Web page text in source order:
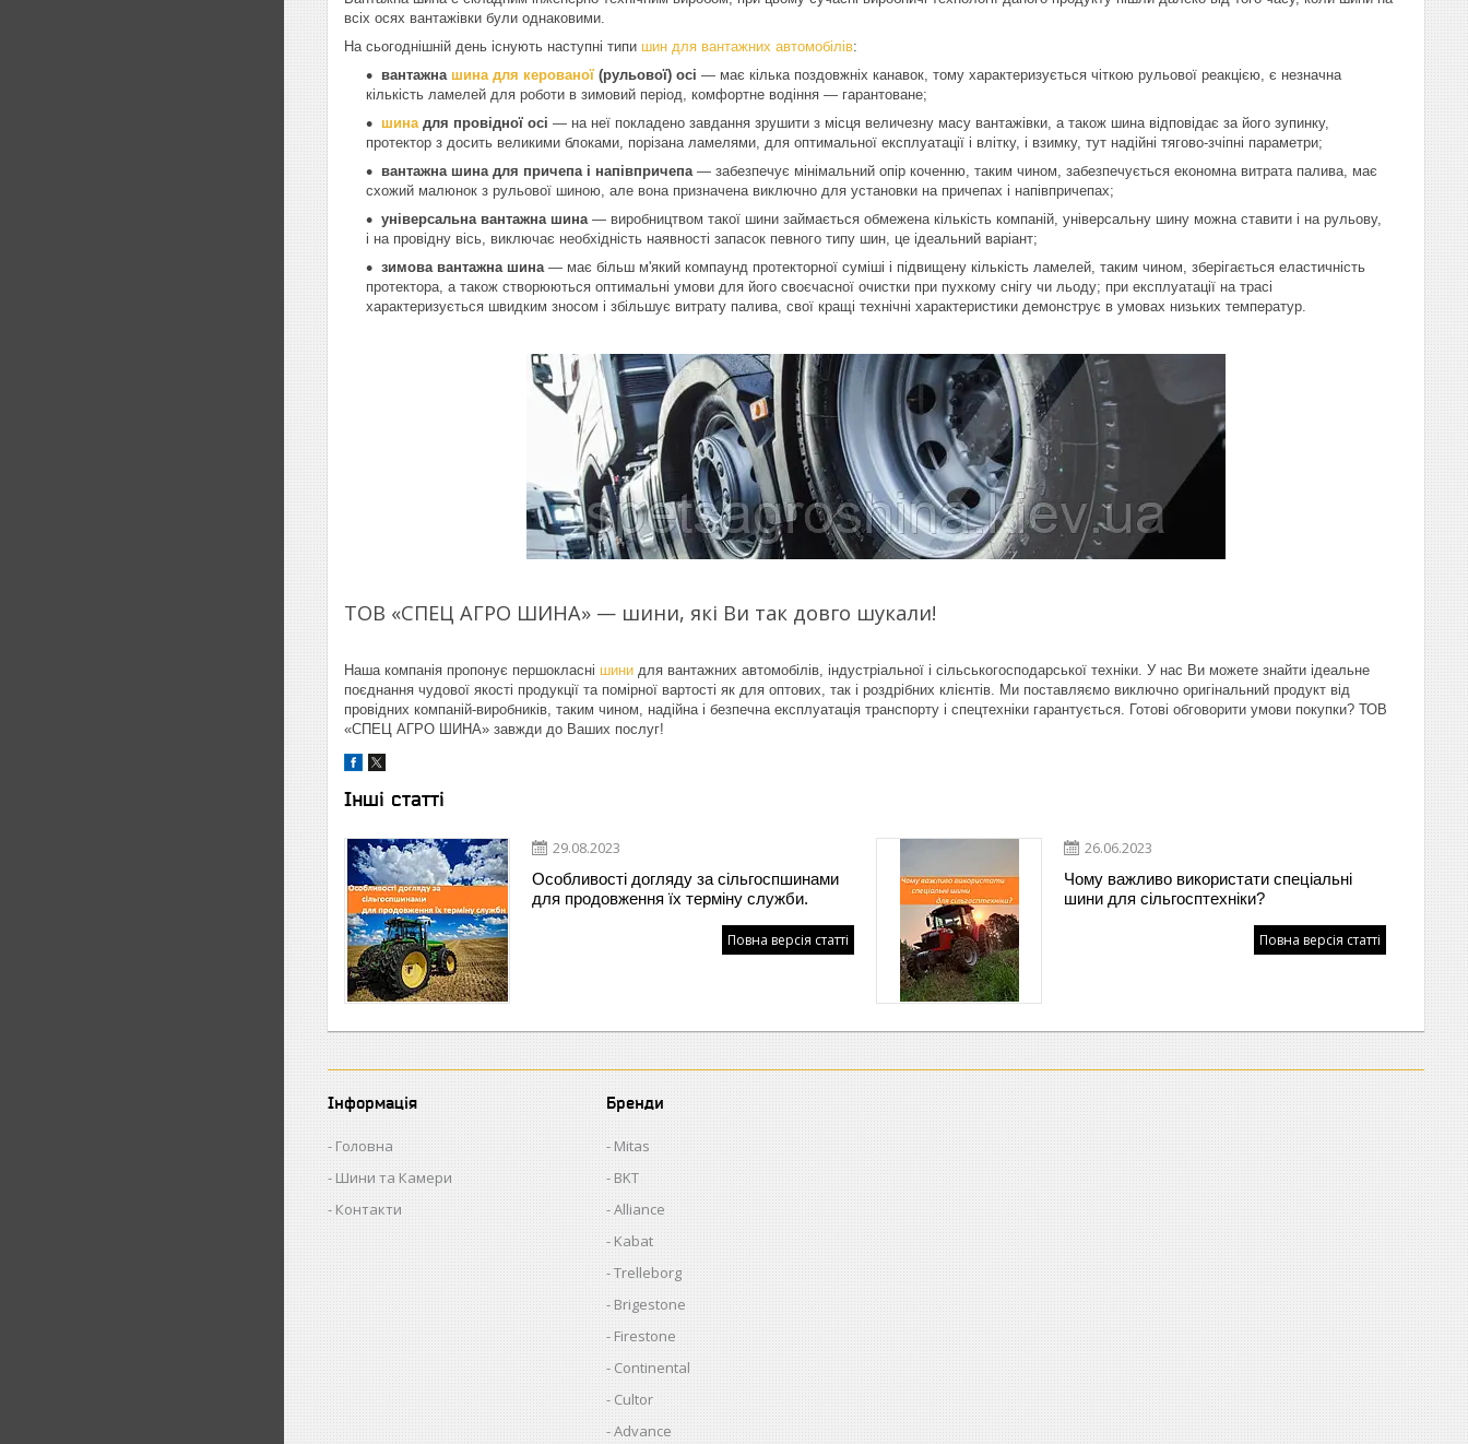
всіх осях вантажівки були однаковими.
На сьогоднішній день існують наступні типи шин для вантажних автомобілів:
вантажна шина для керованої (рульової) осі — має кілька поздовжніх канавок, тому характеризується чіткою рульової реакцією, є незначна
кількість ламелей для роботи в зимовий період, комфортне водіння — гарантоване;
шина для провідної осі — на неї покладено завдання зрушити з місця величезну масу вантажівки, а також шина відповідає за його зупинку,
протектор з досить великими блоками, порізана ламелями, для оптимальної експлуатації і влітку, і взимку, тут надійні тягово-зчіпні параметри;
вантажна шина для причепа і напівпричепа — забезпечує мінімальний опір коченню, таким чином, забезпечується економна витрата палива, має
схожий малюнок з рульової шиною, але вона призначена виключно для установки на причепах і напівпричепах;
універсальна вантажна шина — виробництвом такої шини займається обмежена кількість компаній, універсальну шину можна ставити і на рульову,
і на провідну вісь, виключає необхідність наявності запасок певного типу шин, це ідеальний варіант;
зимова вантажна шина — має більш м'який компаунд протекторної суміші і підвищену кількість ламелей, таким чином, зберігається еластичність
протектора, а також створюються оптимальні умови для його своєчасної очистки при пухкому снігу чи льоду; при експлуатації на трасі
характеризується швидким зносом і збільшує витрату палива, свої кращі технічні характеристики демонструє в умовах низьких температур.
ТОВ «СПЕЦ АГРО ШИНА» — шини, які Ви так довго шукали!
Наша компанія пропонує першокласні шини для вантажних автомобілів, індустріальної і сільськогосподарської техніки. У нас Ви можете знайти ідеальне
поєднання чудової якості продукції та помірної вартості як для оптових, так і роздрібних клієнтів. Ми поставляємо виключно оригінальний продукт від
провідних компаній-виробників, таким чином, надійна і безпечна експлуатація транспорту і спецтехніки гарантується. Готові обговорити умови покупки? ТОВ
«СПЕЦ АГРО ШИНА» завжди до Ваших послуг!
Інші статті
29.08.2023
Особливості догляду за сільгоспшинами
для продовження їх терміну служби.
Повна версія статті
26.06.2023
Чому важливо використати спеціальні
шини для сільгосптехніки?
Повна версія статті
Інформація
Головна
Шини та Камери
Контакти
Бренди
Mitas
BKT
Alliance
Kabat
Trelleborg
Brigestone
Firestone
Continental
Cultor
Advance